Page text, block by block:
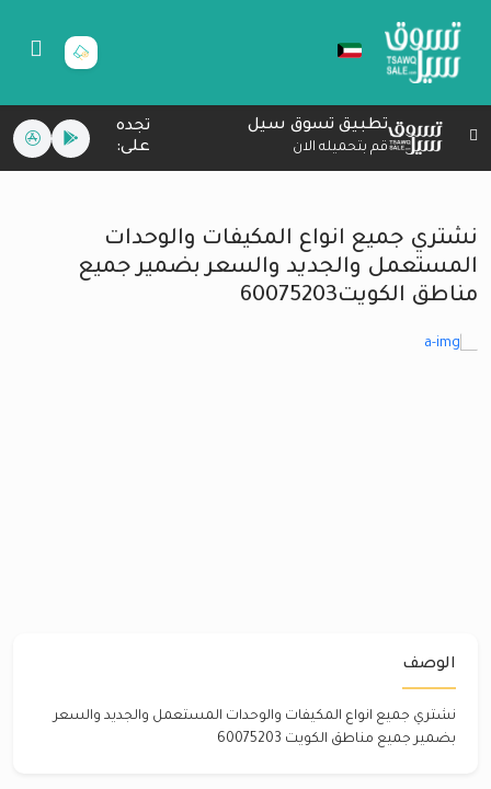
تطبيق تسوق سيل
قم بتحميله الان
تجده
على:
نشتري جميع انواع المكيفات والوحدات
المستعمل والجديد والسعر بضمير جميع
مناطق الكويت60075203
الوصف
نشتري جميع انواع المكيفات والوحدات المستعمل والجديد والسعر
بضمير جميع مناطق الكويت 60075203